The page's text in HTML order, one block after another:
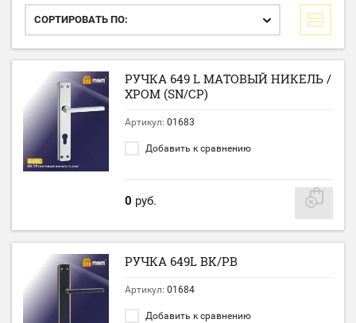
СОРТИРОВАТЬ ПО:
РУЧКА 649 L МАТОВЫЙ НИКЕЛЬ /
ХРОМ (SN/CP)
Артикул: 01683
Добавить к сравнению
0 руб.
РУЧКА 649L BK/PB
Артикул: 01684
Добавить к сравнению